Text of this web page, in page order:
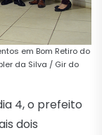
em Bom Retiro do
da Silva / Gir do
4, o prefeito
dois